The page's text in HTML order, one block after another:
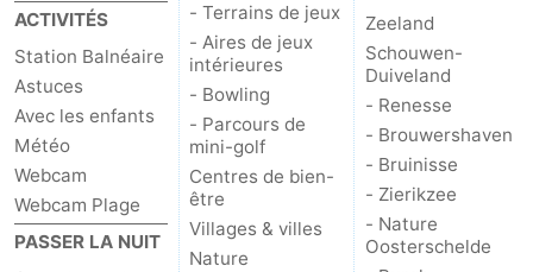
ACTIVITÉS
Station Balnéaire
Astuces
Avec les enfants
Météo
Webcam
Webcam Plage
PASSER LA NUIT
- Terrains de jeux
- Aires de jeux
intérieures
- Bowling
- Parcours de
mini-golf
Centres de bien-
être
Villages & villes
Nature
Zeeland
Schouwen-
Duiveland
- Renesse
- Brouwershaven
- Bruinisse
- Zierikzee
- Nature
Oosterschelde